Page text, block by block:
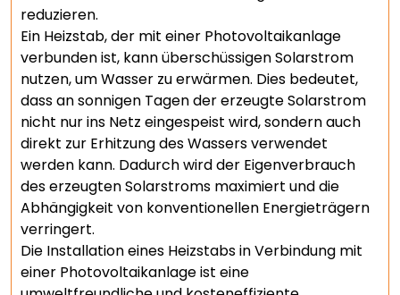
reduzieren.
Ein Heizstab, der mit einer Photovoltaikanlage
verbunden ist, kann überschüssigen Solarstrom
nutzen, um Wasser zu erwärmen. Dies bedeutet,
dass an sonnigen Tagen der erzeugte Solarstrom
nicht nur ins Netz eingespeist wird, sondern auch
direkt zur Erhitzung des Wassers verwendet
werden kann. Dadurch wird der Eigenverbrauch
des erzeugten Solarstroms maximiert und die
Abhängigkeit von konventionellen Energieträgern
verringert.
Die Installation eines Heizstabs in Verbindung mit
einer Photovoltaikanlage ist eine